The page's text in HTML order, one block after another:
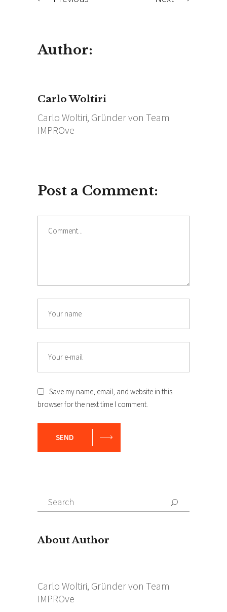
Author:
Carlo Woltiri
Carlo Woltiri, Gründer von Team
IMPROve
Post a Comment:
Save my name, email, and website in this
browser for the next time I comment.
SEND
Search
for:
About Author
Carlo Woltiri, Gründer von Team
IMPROve